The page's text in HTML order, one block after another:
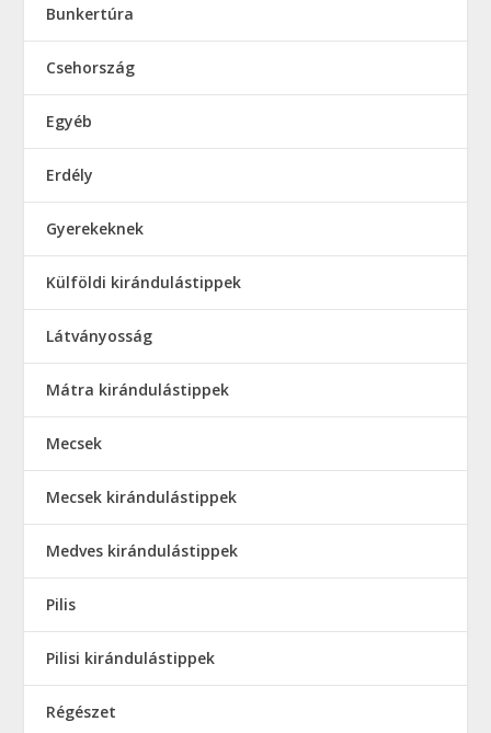
Bunkertúra
Csehország
Egyéb
Erdély
Gyerekeknek
Külföldi kirándulástippek
Látványosság
Mátra kirándulástippek
Mecsek
Mecsek kirándulástippek
Medves kirándulástippek
Pilis
Pilisi kirándulástippek
Régészet